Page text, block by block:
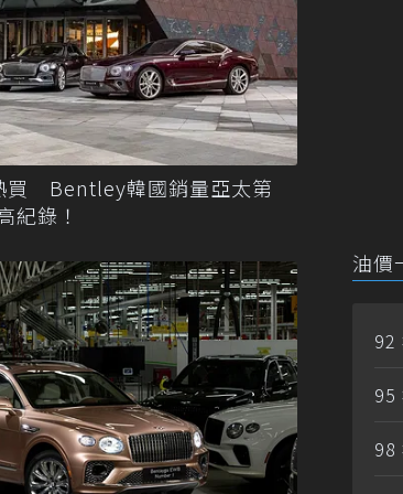
買 Bentley韓國銷量亞太第
紀錄！
油價
92
95
98